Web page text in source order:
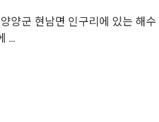
군 현남면 인구리에 있는 해수
...